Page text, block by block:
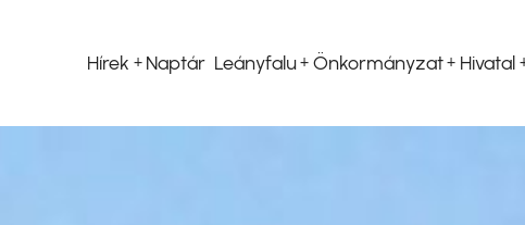
navigáció
Hírek Naptár Leányfalu Önkormányzat Hivatal